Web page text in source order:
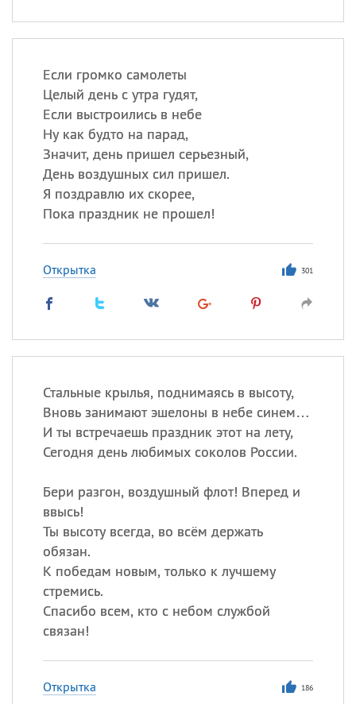
Если громко самолеты
Целый день с утра гудят,
Если выстроились в небе
Ну как будто на парад,
Значит, день пришел серьезный,
День воздушных сил пришел.
Я поздравлю их скорее,
Пока праздник не прошел!
Открытка 301
Стальные крылья, поднимаясь в высоту,
Вновь занимают эшелоны в небе синем…
И ты встречаешь праздник этот на лету,
Сегодня день любимых соколов России.
Бери разгон, воздушный флот! Вперед и
ввысь!
Ты высоту всегда, во всём держать
обязан.
К победам новым, только к лучшему
стремись.
Спасибо всем, кто с небом службой
связан!
Открытка 186